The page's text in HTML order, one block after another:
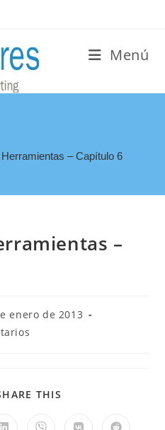
Menú
– Capítulo 6
–
enero de 2013
THIS